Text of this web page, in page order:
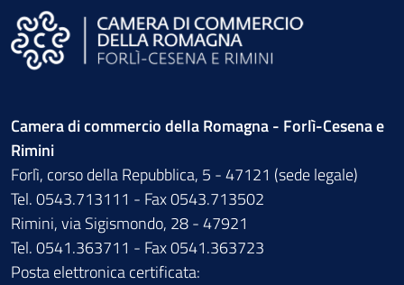
Camera di commercio della Romagna - Forlì-Cesena e
Rimini
Forlì, corso della Repubblica, 5 - 47121 (sede legale)
Tel. 0543.713111 - Fax 0543.713502
Rimini, via Sigismondo, 28 - 47921
Tel. 0541.363711 - Fax 0541.363723
Posta elettronica certificata: